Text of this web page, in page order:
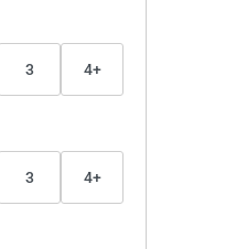
3 4+
3 4+